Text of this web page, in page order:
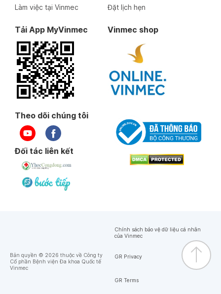
Làm việc tại Vinmec
Đặt lịch hẹn
Tải App MyVinmec Vinmec shop
Theo dõi chúng tôi
Đối tác liên kết
Bản quyền © 2026 thuộc về Công ty
Cổ phần Bệnh viện Đa khoa Quốc tế
Vinmec
Chính sách bảo vệ dữ liệu cá nhân
của Vinmec
GR Privacy
GR Terms